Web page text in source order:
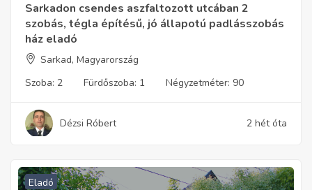
Sarkadon csendes aszfaltozott utcában 2
szobás, tégla építésű, jó állapotú padlásszobás
ház eladó
Sarkad, Magyarország
Szoba: 2 Fürdőszoba: 1 Négyzetméter: 90
Dézsi Róbert 2 hét óta
Eladó